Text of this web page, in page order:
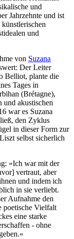
und
Jahrzehnte und ist
und
von Suzana
Der Leiter
Belliot, plante die
Tages in
(Brétagne),
akustischen
war es Suzana
den Zyklus
in dieser Form zur
selbst sicherlich
»Ich war mit der
vertraut, aber
und indem ich
in sie verliebt.
Aufnahme den
poetische Vielfalt
eine starke
- ohne